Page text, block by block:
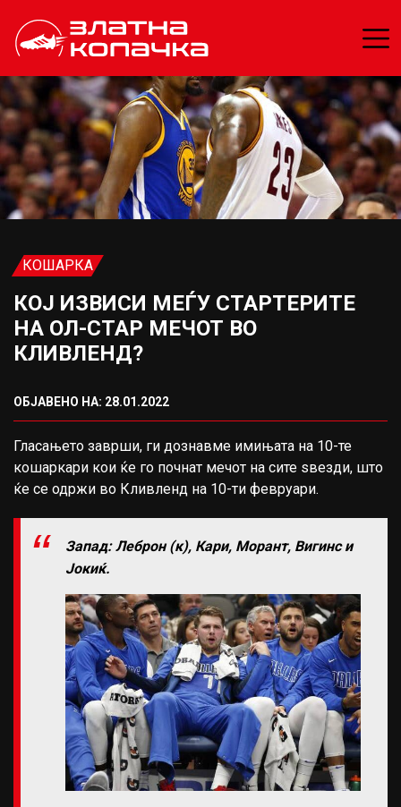
КОШАРКА
КОЈ ИЗВИСИ МЕЃУ СТАРТЕРИТЕ
НА ОЛ-СТАР МЕЧОТ ВО
КЛИВЛЕНД?
ОБЈАВЕНО НА: 28.01.2022
Гласањето заврши, ги дознавме имињата на 10-те
кошаркари кои ќе го почнат мечот на сите ѕвезди, што
ќе се одржи во Кливленд на 10-ти февруари.
Запад: Леброн (к), Кари, Морант, Вигинс и
Јокиќ.